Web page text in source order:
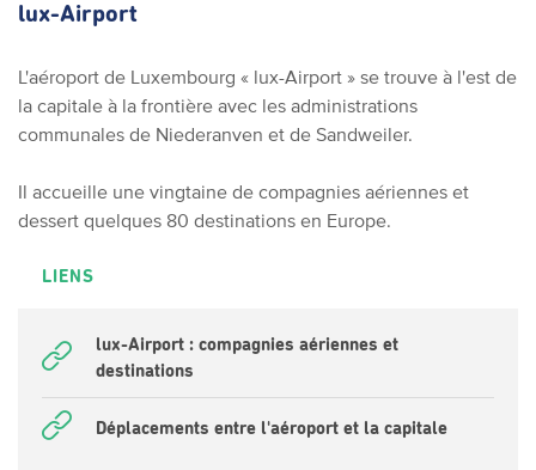
lux-Airport
L'aéroport de Luxembourg « lux-Airport » se trouve à l'est de
la capitale à la frontière avec les administrations
communales de Niederanven et de Sandweiler.
Il accueille une vingtaine de compagnies aériennes et
dessert quelques 80 destinations en Europe.
LIENS
lux-Airport : compagnies aériennes et
destinations
Déplacements entre l'aéroport et la capitale